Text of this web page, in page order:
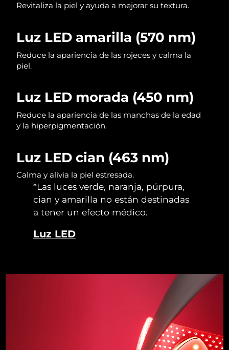
Revitaliza la piel y ayuda a mejorar su textura.
Luz LED amarilla (570 nm)
Reduce la apariencia de las rojeces y calma la
piel.
Luz LED morada (450 nm)
Reduce la apariencia de las manchas de la edad
y la hiperpigmentación.
Luz LED cian (463 nm)
Calma y alivia la piel estresada.
*Las luces verde, naranja, púrpura,
cian y amarilla no están destinadas
a tener un efecto médico.
Luz LED
Singapur Entrega prevista
Eslovaquia Entrega prevista 8/9/26
Eslovenia Entrega prevista8/9/26
Corea del Sur Entrega prevista8/11/26
España
Suecia Entrega prevista
Suiza
Taiwán Entrega prevista8/14/26
Emiratos Árabes
Entrega prevista 8/10/26
Entrega prevista
Entrega prevista8/10/26